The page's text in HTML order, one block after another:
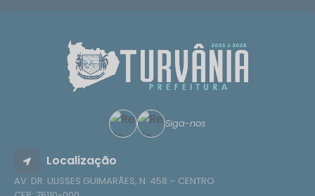
Siga-nos
Localização
AV. DR. ULISSES GUIMARÃES, N. 458 – CENTRO